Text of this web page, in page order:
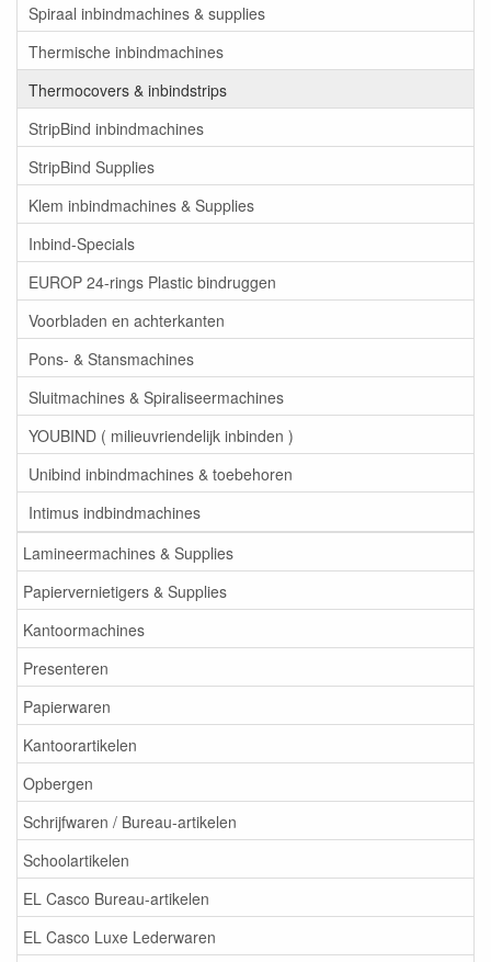
Spiraal inbindmachines & supplies
Thermische inbindmachines
Thermocovers & inbindstrips
StripBind inbindmachines
StripBind Supplies
Klem inbindmachines & Supplies
Inbind-Specials
EUROP 24-rings Plastic bindruggen
Voorbladen en achterkanten
Pons- & Stansmachines
Sluitmachines & Spiraliseermachines
YOUBIND ( milieuvriendelijk inbinden )
Unibind inbindmachines & toebehoren
Intimus indbindmachines
Lamineermachines & Supplies
Papiervernietigers & Supplies
Kantoormachines
Presenteren
Papierwaren
Kantoorartikelen
Opbergen
Schrijfwaren / Bureau-artikelen
Schoolartikelen
EL Casco Bureau-artikelen
EL Casco Luxe Lederwaren